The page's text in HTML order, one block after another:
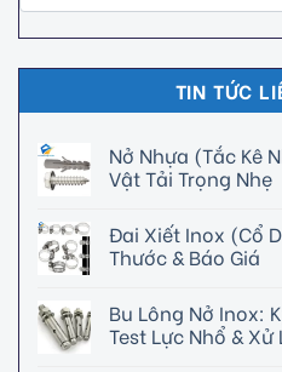
TIN TỨC
Nở Nhựa (Tắc Kê
Vật Tải Trọng Nhẹ
Đai Xiết Inox (Cổ
Thước & Báo Giá
Bu Lông Nở Inox:
Test Lực Nhổ & Xử